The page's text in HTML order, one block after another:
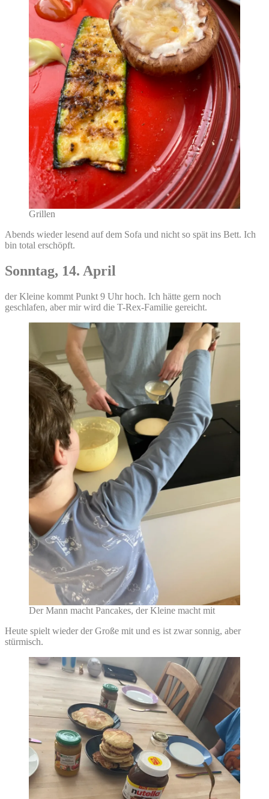
Grillen
Abends wieder lesend auf dem Sofa und nicht so spät ins Bett. Ich
bin total erschöpft.
Sonntag, 14. April
der Kleine kommt Punkt 9 Uhr hoch. Ich hätte gern noch
geschlafen, aber mir wird die T-Rex-Familie gereicht.
Der Mann macht Pancakes, der Kleine macht mit
Heute spielt wieder der Große mit und es ist zwar sonnig, aber
stürmisch.